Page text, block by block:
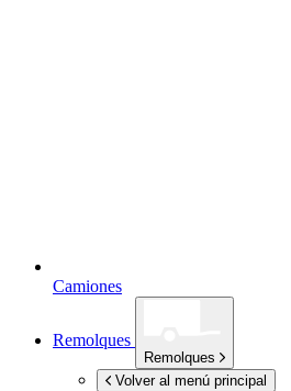
Camiones
Remolques
Remolques
Volver al menú principal